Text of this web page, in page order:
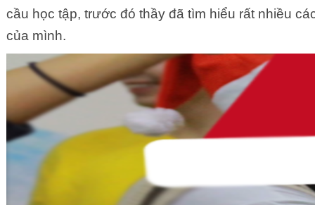
cầu học tập, trước đó thầy đã tìm hiểu rất nhiều
của mình.